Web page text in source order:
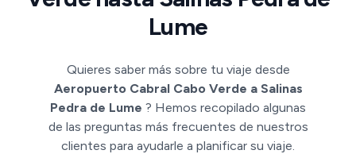
Lume
Quieres saber más sobre tu viaje desde
Aeropuerto Cabral Cabo Verde a Salinas
Pedra de Lume ? Hemos recopilado algunas
de las preguntas más frecuentes de nuestros
clientes para ayudarle a planificar su viaje.